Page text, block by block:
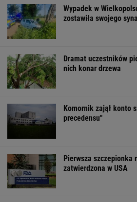
Wypadek w
zostawiła swojego syna
Dramat uczestników
nich konar drzewa
Komornik zajął konto
precedensu"
Pierwsza szczepionka
zatwierdzona w USA